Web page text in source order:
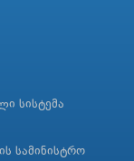
სისტემა
სამინისტრო